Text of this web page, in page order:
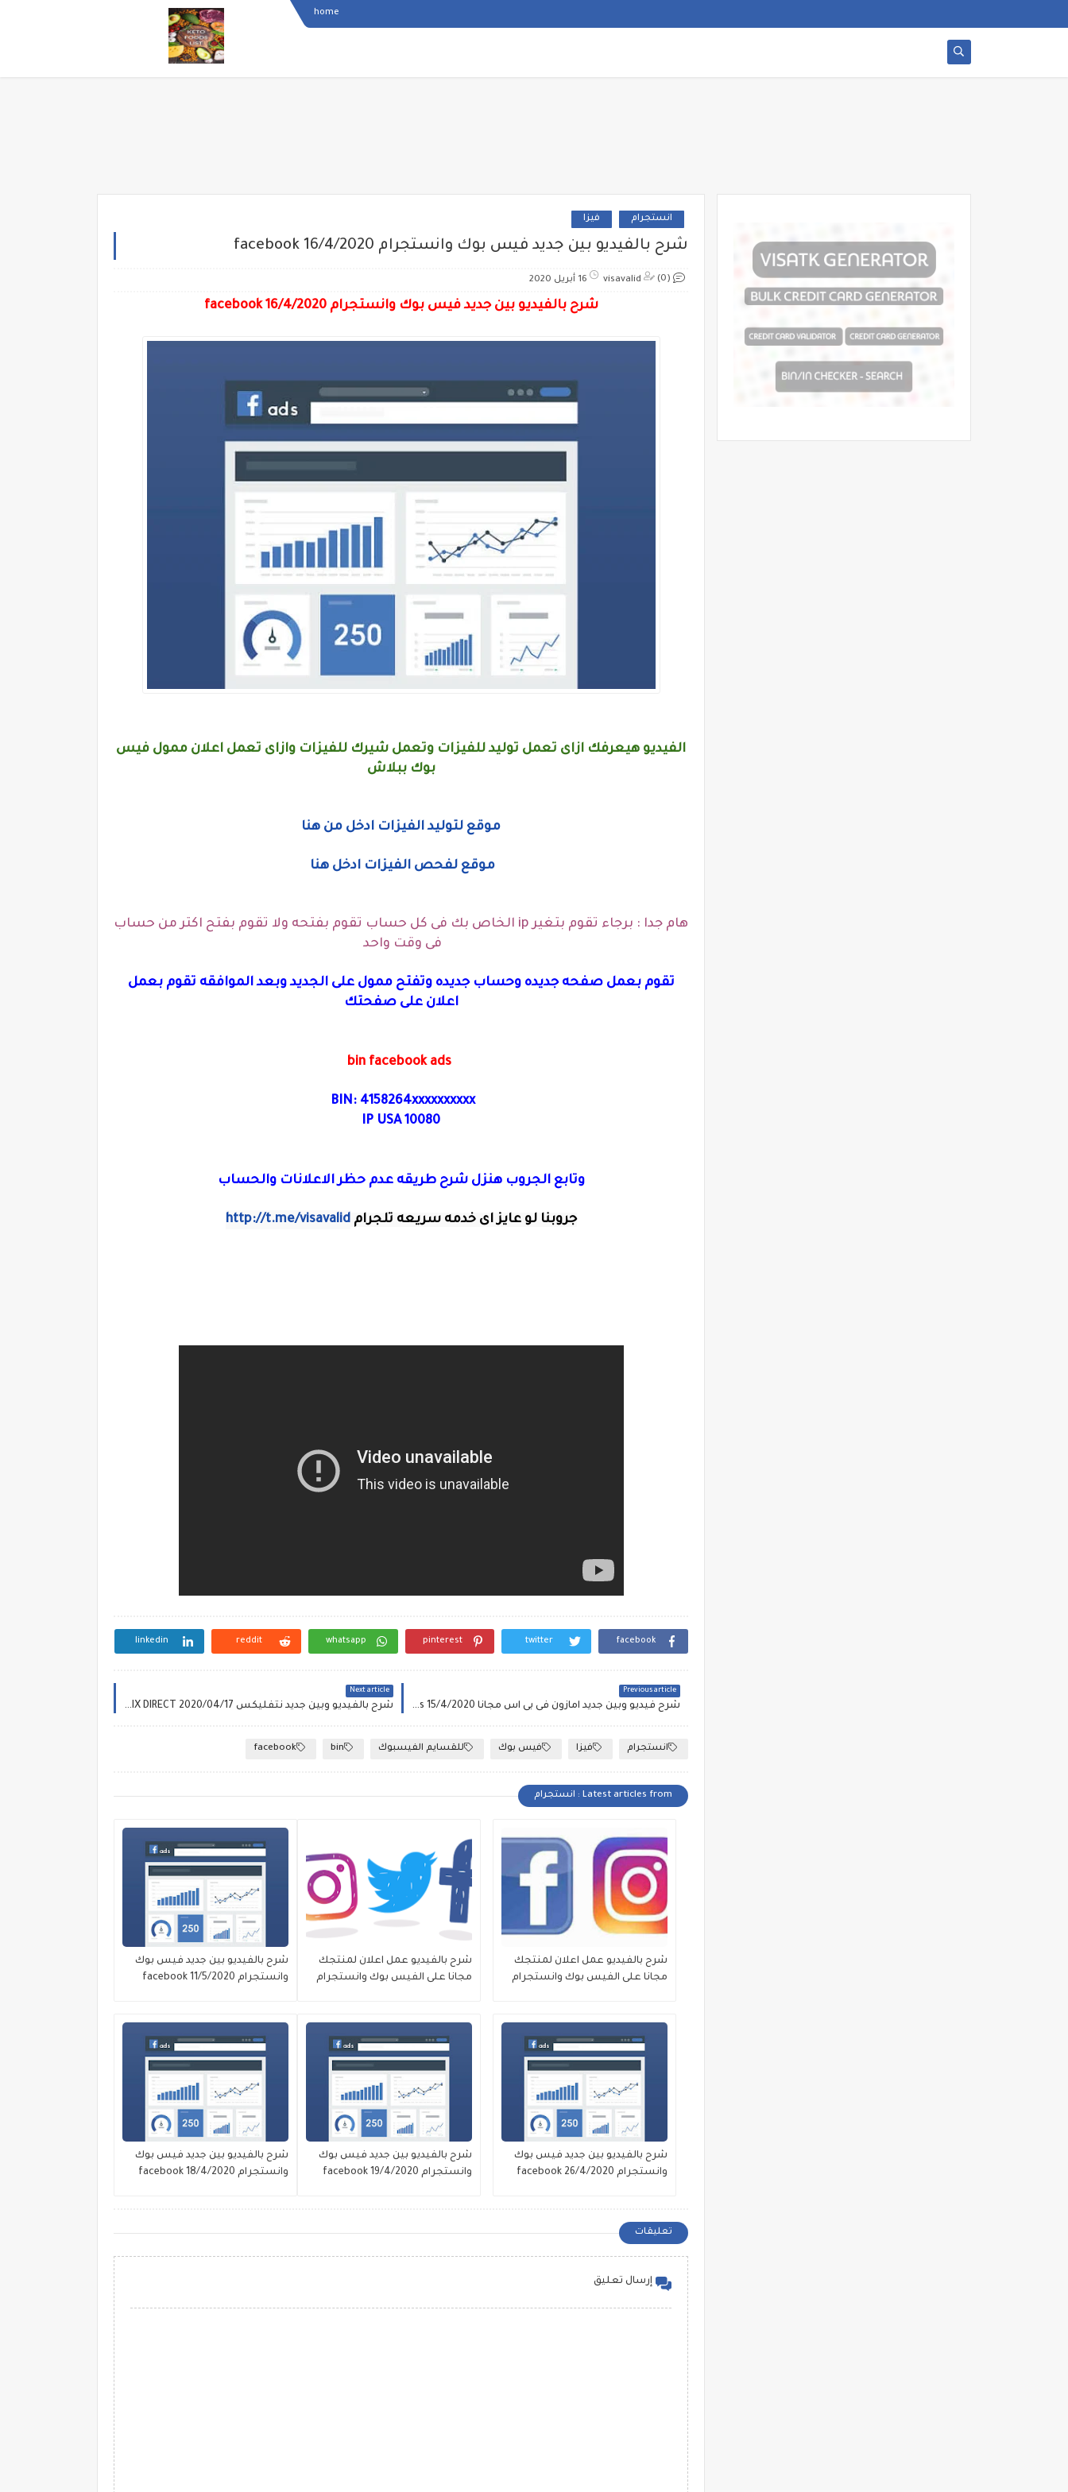
home
انستجرام فيزا
شرح بالفيديو بين جديد فيس بوك وانستجرام facebook 16/4/2020
visavalid 16 أبريل 2020 (0)
شرح بالفيديو بين جديد فيس بوك وانستجرام facebook 16/4/2020
الفيديو هيعرفك ازاى تعمل توليد للفيزات وتعمل شيرك للفيزات وازاى تعمل اعلان ممول فيس
بوك ببلاش
موقع لتوليد الفيزات ادخل من هنا
موقع لفحص الفيزات ادخل هنا
هام جدا : برجاء تقوم بتغير ip الخاص بك فى كل حساب تقوم بفتحه ولا تقوم بفتح اكتر من حساب
فى وقت واحد
تقوم بعمل صفحه جديده وحساب جديده وتفتح ممول على الجديد وبعد الموافقه تقوم بعمل
اعلان على صفحتك
BIN: 4158264xxxxxxxxxx
IP USA 10080
وتابع الجروب هنزل شرح طريقه عدم حظر الاعلانات والحساب
جروبنا لو عايز اى خدمه سريعه تلجرام http://t.me/visavalid
facebook
twitter
pinterest
whatsapp
reddit
linkedin
Next article
شرح بالفيديو وبين جديد نتفليكس BIN NETFLIX DIRECT 2020/04/17
Previous article
شرح فيديو وبين جديد امازون فى بى اس مجانا BIN amzon vps 15/4/2020
انستجرام فيزا فيس بوك للقسايم الفيسبوك bin
facebook
Latest articles from : انستجرام
شرح بالفيديو عمل اعلان لمنتجك
مجانا على الفيس بوك وانستجرام
شرح بالفيديو عمل اعلان لمنتجك
مجانا على الفيس بوك وانستجرام
شرح بالفيديو بين جديد فيس بوك
وانستجرام facebook 11/5/2020
شرح بالفيديو بين جديد فيس بوك
وانستجرام facebook 26/4/2020
شرح بالفيديو بين جديد فيس بوك
وانستجرام facebook 19/4/2020
شرح بالفيديو بين جديد فيس بوك
وانستجرام facebook 18/4/2020
تعليقات
إرسال تعليق